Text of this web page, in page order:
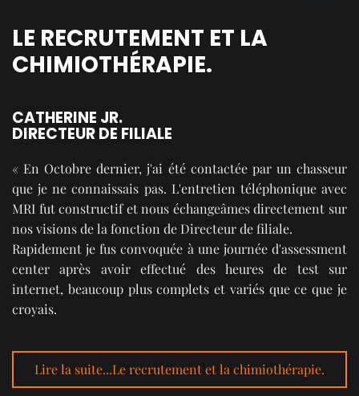
LE RECRUTEMENT ET LA
CHIMIOTHÉRAPIE.
CATHERINE JR.
DIRECTEUR DE FILIALE
« En Octobre dernier, j'ai été contactée par un chasseur
que je ne connaissais pas. L'entretien téléphonique avec
MRI fut constructif et nous échangeâmes directement sur
nos visions de la fonction de Directeur de filiale.
Rapidement je fus convoquée à une journée d'assessment
center après avoir effectué des heures de test sur
internet, beaucoup plus complets et variés que ce que je
croyais.
Lire la suite...Le recrutement et la chimiothérapie.